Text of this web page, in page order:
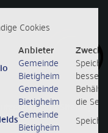
Sitemap
Cookies
Anbieter
Zweck
Gemeinde
Bietigheim
Gemeinde
Bietigheim
Behält
die
Gemeinde
Bietigheim